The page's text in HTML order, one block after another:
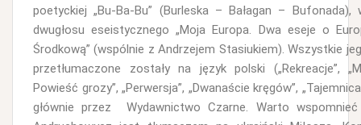
poetyckiej „Bu-Ba-Bu” (Burleska – Bałagan – Bufonada),
dwugłosu eseistycznego „Moja Europa. Dwa eseje o
Środkową” (wspólnie z Andrzejem Stasiukiem). Wszystkie
przetłumaczone zostały na język polski („Rekreacje”,
Powieść grozy”, „Perwersja”, „Dwanaście kręgów”,
głównie przez Wydawnictwo Czarne. Warto